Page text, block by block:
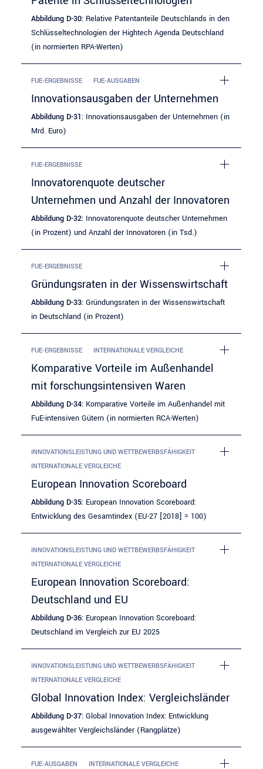
Abbildung D-30: Relative Patentanteile Deutschlands in den
Schlüsseltechnologien der Hightech Agenda Deutschland
(in normierten RPA-Werten)
FUE-ERGEBNISSE FUE-AUSGABEN
Innovationsausgaben der Unternehmen
Abbildung D-31: Innovationsausgaben der Unternehmen (in
Mrd. Euro)
FUE-ERGEBNISSE
Innovatorenquote deutscher
Unternehmen und Anzahl der Innovatoren
Abbildung D-32: Innovatorenquote deutscher Unternehmen
(in Prozent) und Anzahl der Innovatoren (in Tsd.)
FUE-ERGEBNISSE
Gründungsraten in der Wissenswirtschaft
Abbildung D-33: Gründungsraten in der Wissenswirtschaft
in Deutschland (in Prozent)
FUE-ERGEBNISSE INTERNATIONALE VERGLEICHE
Komparative Vorteile im Außenhandel
mit forschungsintensiven Waren
Abbildung D-34: Komparative Vorteile im Außenhandel mit
FuE-intensiven Gütern (in normierten RCA-Werten)
INNOVATIONSLEISTUNG UND WETTBEWERBSFÄHIGKEIT
INTERNATIONALE VERGLEICHE
European Innovation Scoreboard
Abbildung D-35: European Innovation Scoreboard:
Entwicklung des Gesamtindex (EU-27 [2018] = 100)
INNOVATIONSLEISTUNG UND WETTBEWERBSFÄHIGKEIT
INTERNATIONALE VERGLEICHE
European Innovation Scoreboard:
Deutschland und EU
Abbildung D-36: European Innovation Scoreboard:
Deutschland im Vergleich zur EU 2025
INNOVATIONSLEISTUNG UND WETTBEWERBSFÄHIGKEIT
INTERNATIONALE VERGLEICHE
Global Innovation Index: Vergleichsländer
Abbildung D-37: Global Innovation Index: Entwicklung
ausgewählter Vergleichsländer (Rangplätze)
FUE-AUSGABEN INTERNATIONALE VERGLEICHE